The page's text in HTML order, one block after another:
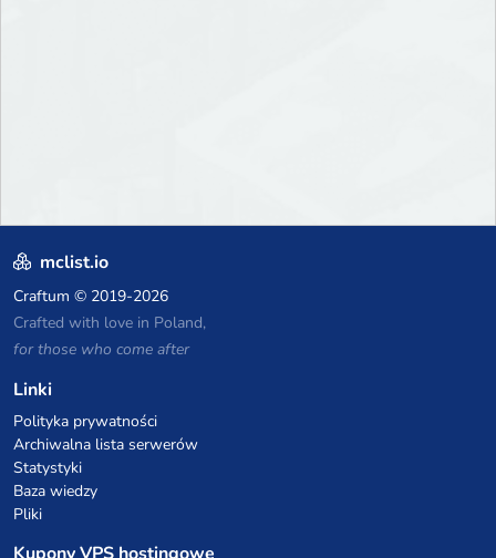
mclist.io
Craftum © 2019-2026
Crafted with love in Poland,
for those who come after
Linki
Polityka prywatności
Archiwalna lista serwerów
Statystyki
Baza wiedzy
Pliki